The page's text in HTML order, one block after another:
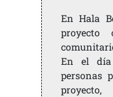
En Hala
proyecto
En el
personas